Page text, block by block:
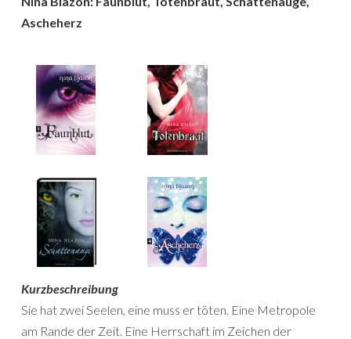
Ascheherz
Kurzbeschreibung
Sie hat zwei Seelen, eine muss er töten. Eine Metropole
am Rande der Zeit. Eine Herrschaft im Zeichen der